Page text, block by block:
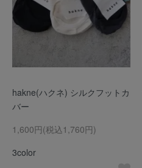
hakne(ハクネ) シルクフットカ
バー
1,600円(税込1,760円)
3color